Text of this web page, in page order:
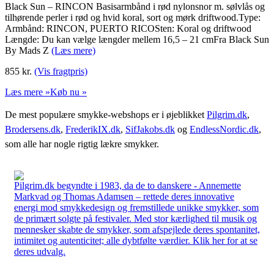
Black Sun – RINCON Basisarmbånd i rød nylonsnor m. sølvlås og
tilhørende perler i rød og hvid koral, sort og mørk driftwood.Type:
Armbånd: RINCON, PUERTO RICOSten: Koral og driftwood
Længde: Du kan vælge længder mellem 16,5 – 21 cmFra Black Sun
By Mads Z (Læs mere)
855 kr. (Vis fragtpris)
Læs mere »Køb nu »
De mest populære smykke-webshops er i øjeblikket Pilgrim.dk,
Brodersens.dk, FrederikIX.dk, SifJakobs.dk og EndlessNordic.dk,
som alle har nogle rigtig lækre smykker.
Pilgrim.dk begyndte i 1983, da de to danskere - Annemette
Markvad og Thomas Adamsen – rettede deres innovative
energi mod smykkedesign og fremstillede unikke smykker, som
de primært solgte på festivaler. Med stor kærlighed til musik og
mennesker skabte de smykker, som afspejlede deres spontanitet,
intimitet og autenticitet; alle dybtfølte værdier. Klik her for at se
deres udvalg.